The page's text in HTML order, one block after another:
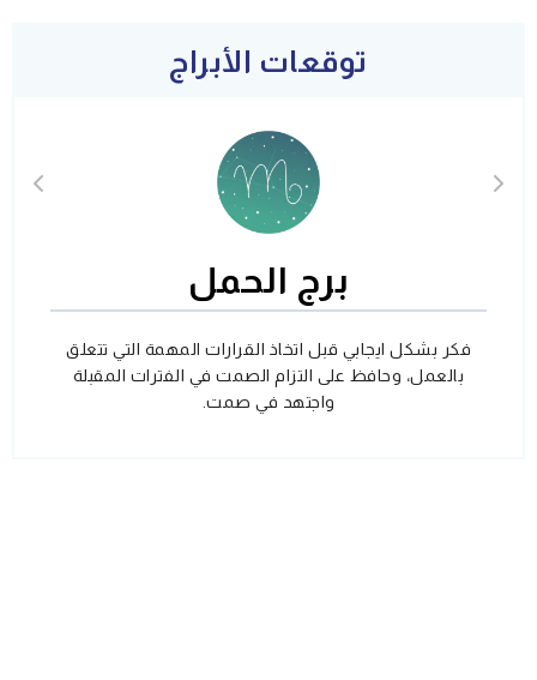
توقعات الأبراج
برج الحمل
فكر بشكل ايجابي قبل اتخاذ القرارات المهمة التي تتعلق
بالعمل، وحافظ على التزام الصمت في الفترات المقبلة
واجتهد في صمت.